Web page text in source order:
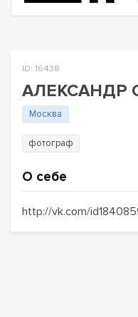
ID: 16438
АЛЕКСАНДР
Москва
фотограф
О себе
http://vk.com/